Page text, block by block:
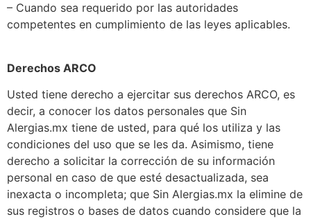
– Cuando sea requerido por las autoridades
competentes en cumplimiento de las leyes aplicables.
Derechos ARCO
Usted tiene derecho a ejercitar sus derechos ARCO, es
decir, a conocer los datos personales que Sin
Alergias.mx tiene de usted, para qué los utiliza y las
condiciones del uso que se les da. Asimismo, tiene
derecho a solicitar la corrección de su información
personal en caso de que esté desactualizada, sea
inexacta o incompleta; que Sin Alergias.mx la elimine de
sus registros o bases de datos cuando considere que la